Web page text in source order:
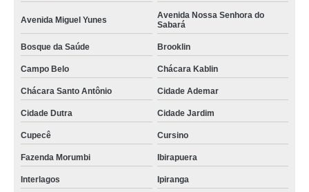
Avenida Miguel Yunes
Avenida Nossa Senhora do
Sabará
Bosque da Saúde Brooklin
Campo Belo Chácara Kablin
Chácara Santo Antônio Cidade Ademar
Cidade Dutra Cidade Jardim
Cupecê Cursino
Fazenda Morumbi Ibirapuera
Interlagos Ipiranga